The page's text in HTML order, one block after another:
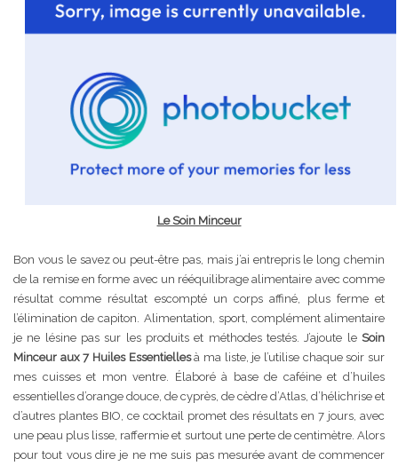
Le Soin Minceur
Bon vous le savez ou peut-être pas, mais j’ai entrepris le long chemin
de la remise en forme avec un rééquilibrage alimentaire avec comme
résultat comme résultat escompté un corps affiné, plus ferme et
l’élimination de capiton. Alimentation, sport, complément alimentaire
je ne lésine pas sur les produits et méthodes testés. J’ajoute le Soin
Minceur aux 7 Huiles Essentiellesà ma liste, je l’utilise chaque soir sur
mes cuisses et mon ventre. Élaboré à base de caféine et d’huiles
essentielles d’orange douce, de cyprès, de cèdre d’Atlas, d’hélichrise et
d’autres plantes BIO, ce cocktail promet des résultats en 7 jours, avec
une peau plus lisse, raffermie et surtout une perte de centimètre. Alors
pour tout vous dire je ne me suis pas mesurée avant de commencer